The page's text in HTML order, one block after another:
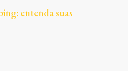
entenda suas